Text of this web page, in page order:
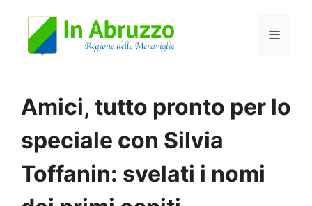
Menu
Amici, tutto pronto per lo
speciale con Silvia
Toffanin: svelati i nomi